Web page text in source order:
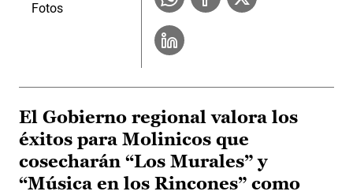
Fotos
El Gobierno regional valora los
éxitos para Molinicos que
cosecharán “Los Murales” y
“Música en los Rincones” como